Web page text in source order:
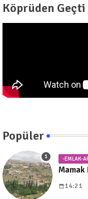
Köprüden
Popüler
-EMLAK-
Mamak
14:21